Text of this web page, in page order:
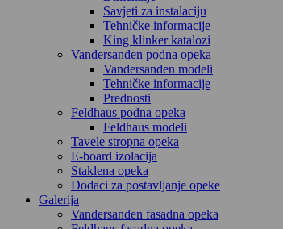
Savjeti za instalaciju
Tehničke informacije
King klinker katalozi
Vandersanden podna opeka
Vandersanden modeli
Tehničke informacije
Prednosti
Feldhaus podna opeka
Feldhaus modeli
Tavele stropna opeka
E-board izolacija
Staklena opeka
Dodaci za postavljanje opeke
Galerija
Vandersanden fasadna opeka